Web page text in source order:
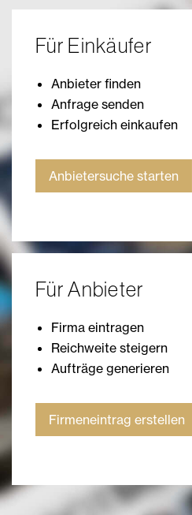
Für Einkäufer
Anbieter finden
Anfrage senden
Erfolgreich einkaufen
Anbietersuche starten
Für Anbieter
Firma eintragen
Reichweite steigern
Aufträge generieren
Firmeneintrag erstellen